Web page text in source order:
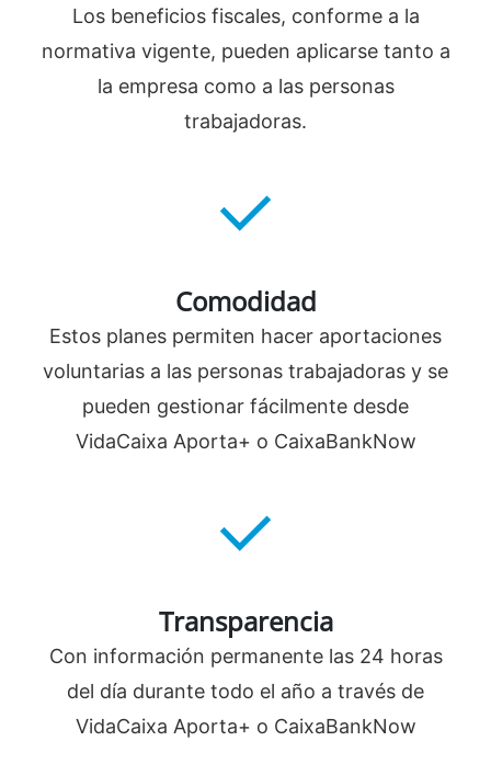
Los beneficios fiscales, conforme a la
normativa vigente, pueden aplicarse tanto a
la empresa como a las personas
trabajadoras.
Comodidad
Estos planes permiten hacer aportaciones
voluntarias a las personas trabajadoras y se
pueden gestionar fácilmente desde
VidaCaixa Aporta+ o CaixaBankNow
Transparencia
Con información permanente las 24 horas
del día durante todo el año a través de
VidaCaixa Aporta+ o CaixaBankNow